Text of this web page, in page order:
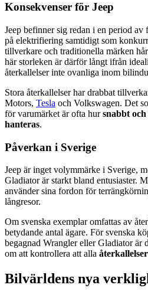
Konsekvenser för Jeep
Jeep befinner sig redan i en period
på elektrifiering samtidigt som
tillverkare och traditionella märken
här storleken är därför långt ifrån
återkallelser inte ovanliga inom
Stora återkallelser har drabbat
Motors, Tesla och Volkswagen. Det
för varumärket är ofta hursnabbt
hanteras.
Påverkan i Sverige
Jeep är inget volymmärke i Sverige,
Gladiator är starkt bland entusiaster.
använder sina fordon för
långresor.
Om svenska exemplar omfattas av
betydande antal ägare. För svenska
begagnad Wrangler eller Gladiator är
om att kontrollera att alla
Bilvärldens nya